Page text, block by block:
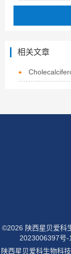
相关文章
©2026 陕西星贝爱科
2023006397号-1
陕西星贝爱科生物科